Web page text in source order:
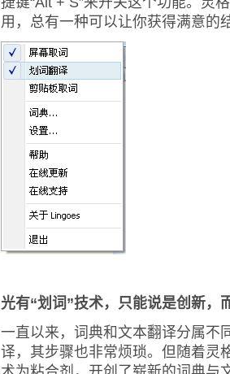
用，总有一种可以让你获得满意的
光有“划词”技术，只能说是创新，
一直以来，词典和文本翻译分属不
译，其步骤也非常烦琐。但随着灵